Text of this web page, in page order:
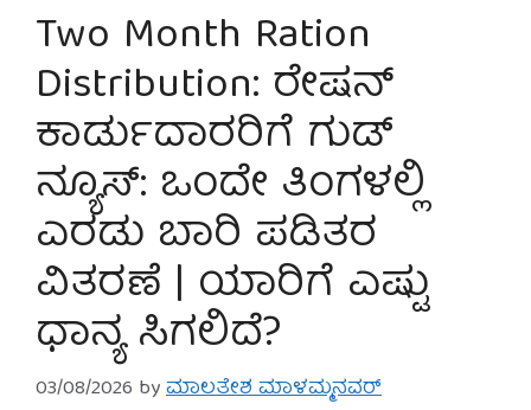
Two Month Ration
Distribution: ರೇಷನ್
ಕಾರ್ಡುದಾರರಿಗೆ ಗುಡ್
ನ್ಯೂಸ್: ಒಂದೇ ತಿಂಗಳಲ್ಲಿ
ಎರಡು ಬಾರಿ ಪಡಿತರ
ವಿತರಣೆ | ಯಾರಿಗೆ ಎಷ್ಟು
ಧಾನ್ಯ ಸಿಗಲಿದೆ?
03/08/2026 byಮಾಲತೇಶ ಮಾಳಮ್ಮನವರ್